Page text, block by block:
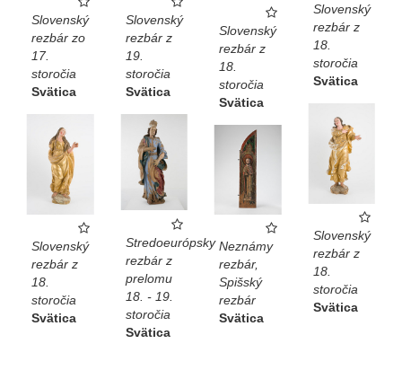
Slovenský
rezbár z
18.
storočia
Svätica
Slovenský
rezbár zo
17.
storočia
Svätica
Slovenský
rezbár z
19.
storočia
Svätica
Slovenský
rezbár z
18.
storočia
Svätica
Slovenský
rezbár z
18.
storočia
Svätica
Slovenský
rezbár z
18.
storočia
Svätica
Stredoeurópsky
rezbár z
prelomu
18. - 19.
storočia
Svätica
Neznámy
rezbár,
Spišský
rezbár
Svätica